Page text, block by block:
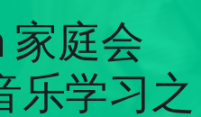
家庭会
乐学习之